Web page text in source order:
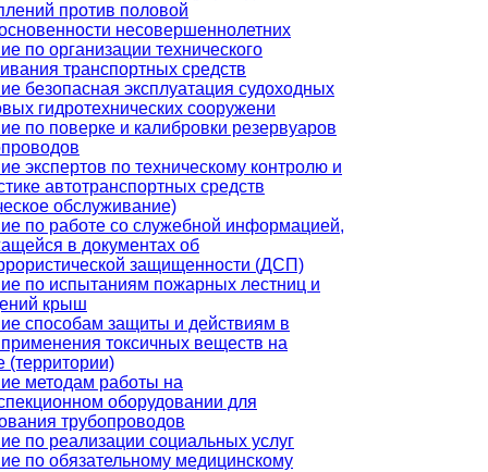
против половой
несовершеннолетних
по организации технического
транспортных средств
безопасная эксплуатация судоходных
гидротехнических сооружени
по поверке и калибровки резервуаров
экспертов по техническому контролю и
автотранспортных средств
обслуживание)
по работе со служебной информацией,
в документах об
защищенности (ДСП)
по испытаниям пожарных лестниц и
крыш
способам защиты и действиям в
токсичных веществ на
(территории)
методам работы на
оборудовании для
трубопроводов
по реализации социальных услуг
по обязательному медицинскому